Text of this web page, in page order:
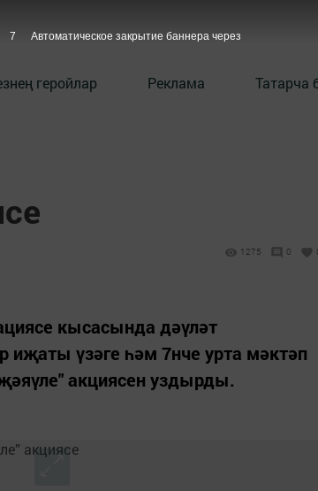
геройлар Реклама Татарча
1275 0
кысасында дәүләт
иҗаты үзәге һәм 7нче урта мәктәп
акциясен уздырды.
6 Автоматическое закрытие баннера через